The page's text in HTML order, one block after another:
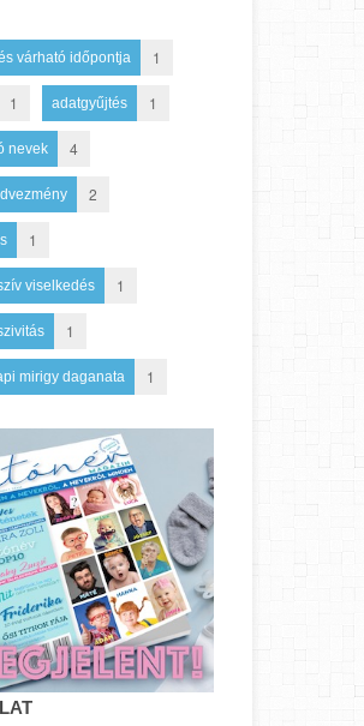
várható időpontja 1
1 adatgyűjtés 1
nevek 4
2
1
viselkedés 1
1
mirigy daganata 1